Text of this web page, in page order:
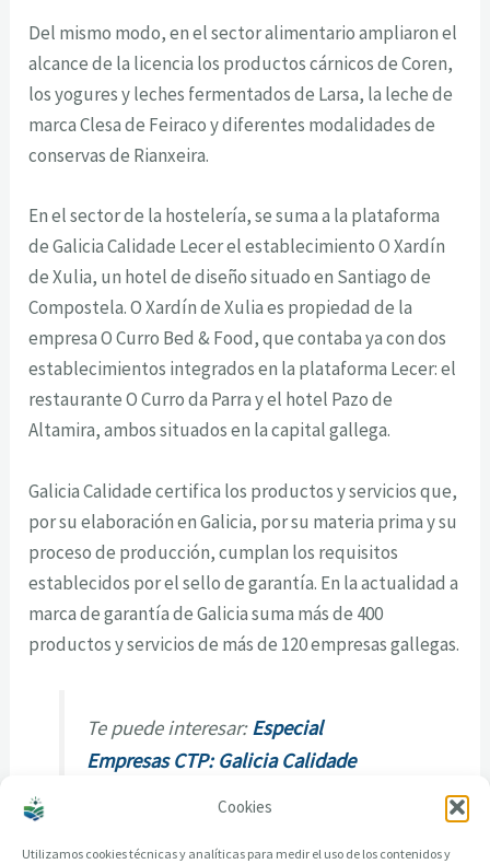
Cookies
Utilizamos cookies técnicas y analíticas para medir el uso de los contenidos y
Del mismo modo, en el sector alimentario ampliaron el
alcance de la licencia los productos cárnicos de Coren,
los yogures y leches fermentados de Larsa, la leche de
marca Clesa de Feiraco y diferentes modalidades de
conservas de Rianxeira.
En el sector de la hostelería, se suma a la plataforma
de Galicia Calidade Lecer el establecimiento O Xardín
de Xulia, un hotel de diseño situado en Santiago de
Compostela. O Xardín de Xulia es propiedad de la
empresa O Curro Bed & Food, que contaba ya con dos
establecimientos integrados en la plataforma Lecer: el
restaurante O Curro da Parra y el hotel Pazo de
Altamira, ambos situados en la capital gallega.
Galicia Calidade certifica los productos y servicios que,
por su elaboración en Galicia, por su materia prima y su
proceso de producción, cumplan los requisitos
establecidos por el sello de garantía. En la actualidad a
marca de garantía de Galicia suma más de 400
productos y servicios de más de 120 empresas gallegas.
Te puede interesar: Especial
Empresas CTP: Galicia Calidade